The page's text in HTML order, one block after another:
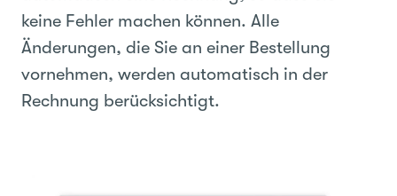
keine Fehler machen können. Alle
Änderungen, die Sie an einer Bestellung
vornehmen, werden automatisch in der
Rechnung berücksichtigt.